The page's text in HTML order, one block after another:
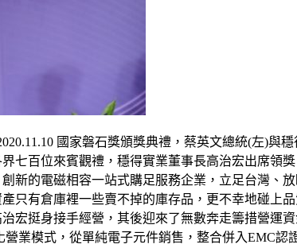
國家磐石獎頒獎典禮，蔡英文總統(左)與
七百位來賓觀禮，穩得實業董事長高治宏出席領
的電磁相容一站式購足服務企業，立足台灣、
只有倉庫裡一些賣不掉的庫存品，更不幸地碰上
宏挺身接手經營，其後迎來了無數奔走籌措營運
業模式，從單純電子元件銷售，整合併入EMC